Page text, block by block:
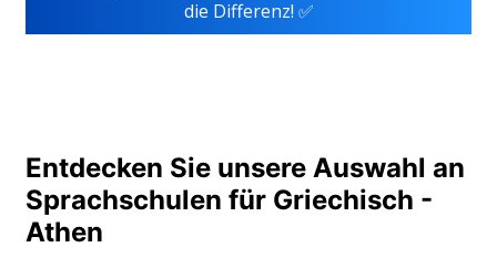
die Differenz! ✅
Entdecken Sie unsere Auswahl an
Sprachschulen für Griechisch -
Athen